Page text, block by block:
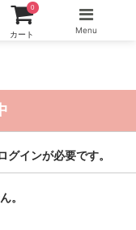
カート
0
Menu
インが必要です。
。